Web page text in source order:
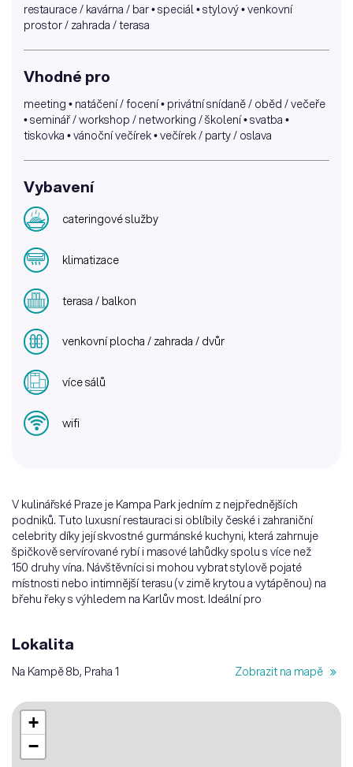
restaurace / kavárna / bar • speciál • stylový • venkovní
prostor / zahrada / terasa
Vhodné pro
meeting • natáčení / focení • privátní snídaně / oběd / večeře
• seminář / workshop / networking / školení • svatba •
tiskovka • vánoční večírek • večírek / party / oslava
Vybavení
cateringové služby
klimatizace
terasa / balkon
venkovní plocha / zahrada / dvůr
více sálů
wifi
V kulinářské Praze je Kampa Park jedním z nejpřednějších
podniků. Tuto luxusní restauraci si oblíbily české i zahraniční
celebrity díky její skvostné gurmánské kuchyni, která zahrnuje
špičkově servírované rybí i masové lahůdky spolu s více než
150 druhy vína. Návštěvníci si mohou vybrat stylově pojaté
místnosti nebo intimnější terasu (v zimě krytou a vytápěnou) na
břehu řeky s výhledem na Karlův most. Ideální pro
Lokalita
Na Kampě 8b, Praha 1 Zobrazit na mapě
+
−